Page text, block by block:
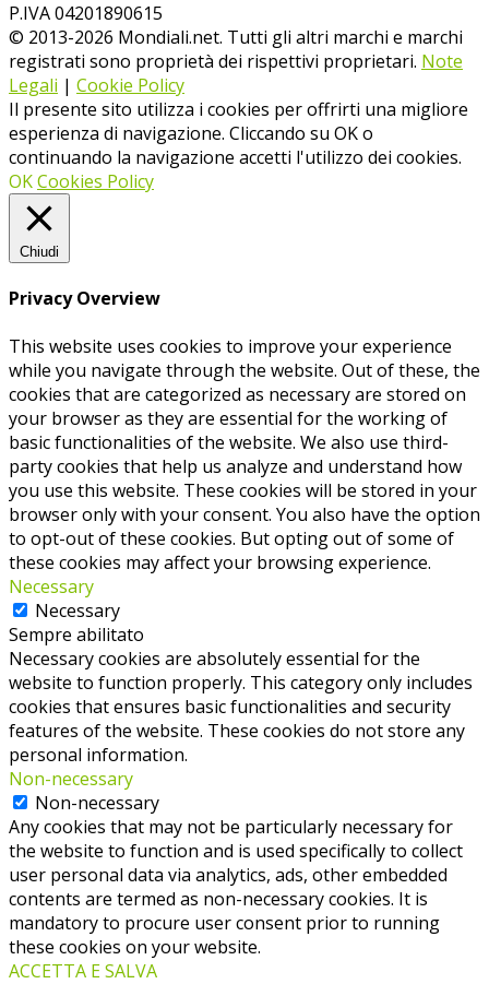
P.IVA 04201890615
© 2013-2026 Mondiali.net. Tutti gli altri marchi e marchi
registrati sono proprietà dei rispettivi proprietari. Note
Legali | Cookie Policy
Il presente sito utilizza i cookies per offrirti una migliore
esperienza di navigazione. Cliccando su OK o
continuando la navigazione accetti l'utilizzo dei cookies.
OKCookies Policy
Chiudi
Privacy Overview
This website uses cookies to improve your experience
while you navigate through the website. Out of these, the
cookies that are categorized as necessary are stored on
your browser as they are essential for the working of
basic functionalities of the website. We also use third-
party cookies that help us analyze and understand how
you use this website. These cookies will be stored in your
browser only with your consent. You also have the option
to opt-out of these cookies. But opting out of some of
these cookies may affect your browsing experience.
Necessary
Necessary
Sempre abilitato
Necessary cookies are absolutely essential for the
website to function properly. This category only includes
cookies that ensures basic functionalities and security
features of the website. These cookies do not store any
personal information.
Non-necessary
Non-necessary
Any cookies that may not be particularly necessary for
the website to function and is used specifically to collect
user personal data via analytics, ads, other embedded
contents are termed as non-necessary cookies. It is
mandatory to procure user consent prior to running
these cookies on your website.
ACCETTA E SALVA